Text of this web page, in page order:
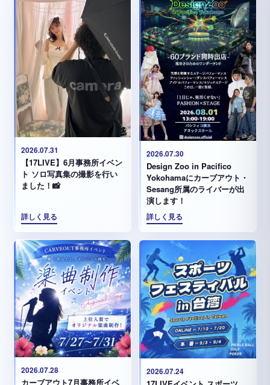
2026.07.31
【17LIVE】6月事務所イベン
ト ソロ写真集の撮影を行い
ました！📸
詳しく見る
2026.07.30
Design Zoo in Pacifico
Yokohamaにカーブアウト・
Sesang所属のライバーが出
演します！
詳しく見る
2026.07.28
カーブアウト7月事務所イベ
2026.07.24